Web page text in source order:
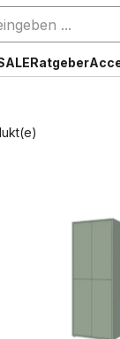
Ratgeber